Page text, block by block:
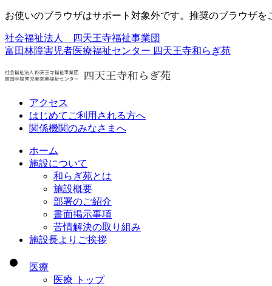
お使いのブラウザはサポート対象外です。推奨のブラウザを
社会福祉法人 四天王寺福祉事業団
富田林障害児者医療福祉センター 四天王寺和らぎ苑
アクセス
はじめてご利用される方へ
関係機関のみなさまへ
ホーム
施設について
和らぎ苑とは
施設概要
部署のご紹介
書面掲示事項
苦情解決の取り組み
施設長よりご挨拶
医療
医療 トップ